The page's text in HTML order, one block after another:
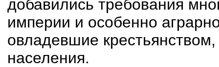
добавились требования
империи и особенно
овладевшие
населения.